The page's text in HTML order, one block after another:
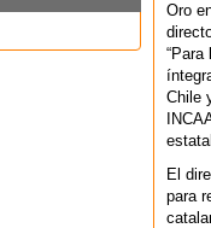
Oro
“Para
Chile
El
para